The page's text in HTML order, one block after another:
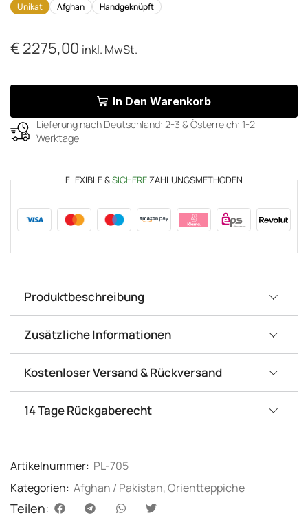
Unikat Afghan Handgeknüpft
€2275,00 inkl. MwSt.
In Den Warenkorb
Lieferung nach Deutschland: 2-3 & Österreich: 1-2
Werktage
FLEXIBLE &SICHEREZAHLUNGSMETHODEN
Produktbeschreibung
Zusätzliche Informationen
Kostenloser Versand & Rückversand
14 Tage Rückgaberecht
Artikelnummer: PL-705
Kategorien: Afghan / Pakistan,Orientteppiche
Teilen: